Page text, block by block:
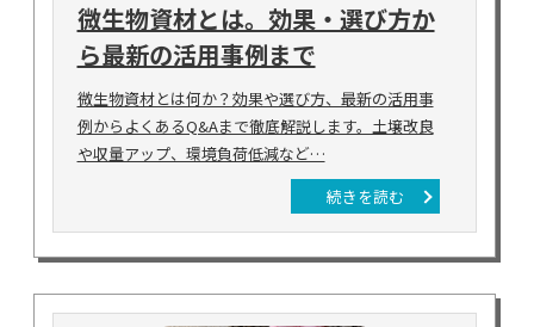
微生物資材とは。効果・選び方か
ら最新の活用事例まで
微生物資材とは何か？効果や選び方、最新の活用事
例からよくあるQ&Aまで徹底解説します。土壌改良
や収量アップ、環境負荷低減など…
続きを読む